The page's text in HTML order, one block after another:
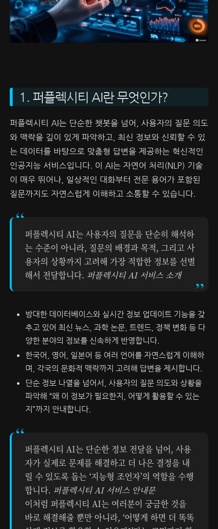
1. 퍼플렉시티 AI란 무엇인가?
퍼플렉시티 AI는 단순한 챗봇을 넘어, 사용자의 질문 의도
와 맥락을 깊이 있게 파악하고, 최신 정보와 신뢰할 수 있
는 데이터를 바탕으로 맞춤형 답변을 제공하는 혁신적인
인공지능 서비스입니다. 이 AI는 자연어 처리(NLP) 기술
이 매우 뛰어나, 일상적인 대화부터 전문 용어가 포함된
질문까지도 자연스럽게 이해하고 소통할 수 있습니다.
퍼플렉시티 AI는 사용자의 질문을 단순히 해석하
는 수준이 아니라, 질문의 배경과 목적, 그리고 사
용자의 상황까지 고려해 가장 적합한 정보를 선별
해서 전달합니다. 퍼플렉시티 AI 서비스 소개
방대한 데이터베이스와 실시간 정보 업데이트 기능을 갖
추고 있어 최신 뉴스, 과학 논문, 트렌드, 정책 변화 등 다
양한 분야의 정보를 신속하게 반영합니다.
한국어, 영어, 일본어 등 여러 언어를 자연스럽게 이해하
며, 각국의 문화적 맥락까지 고려해 답변을 제시합니다.
단순 정보 나열을 넘어서, 사용자의 질문 의도와 상황을
파악해 “왜 이 정보가 필요한지, 어떻게 활용할 수 있는
지”까지 안내합니다.
퍼플렉시티 AI는 단순한 정보 전달을 넘어, 사용
자가 실제로 문제를 해결하고 더 나은 결정을 내
릴 수 있도록 돕는 ‘지능형 조언자’의 역할을 수행
합니다. 퍼플렉시티 AI 서비스 안내문
이처럼 퍼플렉시티 AI는 여러분이 궁금한 것을
바로 해결해줄 뿐만 아니라, ‘어떻게 하면 더 똑똑